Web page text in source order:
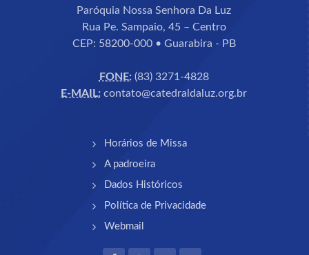
Paróquia Nossa Senhora Da Luz
Rua Pe. Sampaio, 45 – Centro
CEP: 58200-000 • Guarabira - PB
FONE:(83) 3271-4828
E-MAIL: contato@catedraldaluz.org.br
Horários de Missa
A padroeira
Dados Históricos
Política de Privacidade
Webmail